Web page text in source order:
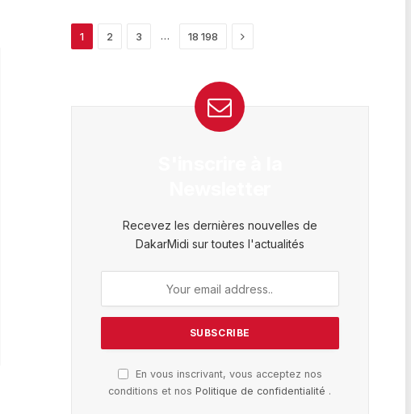
1 2 3 … 18 198 Next
Recevez les dernières nouvelles de
DakarMidi sur toutes l'actualités
En vous inscrivant, vous acceptez nos
conditions et nosPolitique de confidentialité .